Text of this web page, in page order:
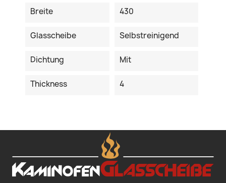
Breite 430
Glasscheibe Selbstreinigend
Dichtung Mit
Thickness 4